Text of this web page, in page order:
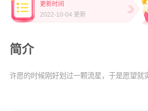
更新时间
2022-10-04 更新
简介
许愿的时候刚好划过一颗流星，于是愿望就